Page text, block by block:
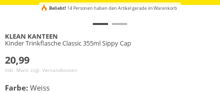
Beliebt! 14 Personen haben den Artikel gerade im Warenkorb
KLEAN KANTEEN
Kinder Trinkflasche Classic 355ml Sippy Cap
20,99
inkl. Mwst zzgl. Versandkosten
Farbe: Weiss